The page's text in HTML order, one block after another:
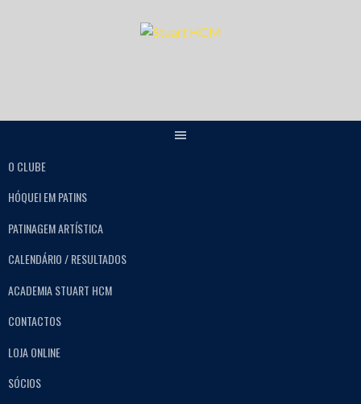
O CLUBE
HÓQUEI EM PATINS
PATINAGEM ARTÍSTICA
CALENDÁRIO / RESULTADOS
ACADEMIA STUART HCM
CONTACTOS
LOJA ONLINE
SÓCIOS